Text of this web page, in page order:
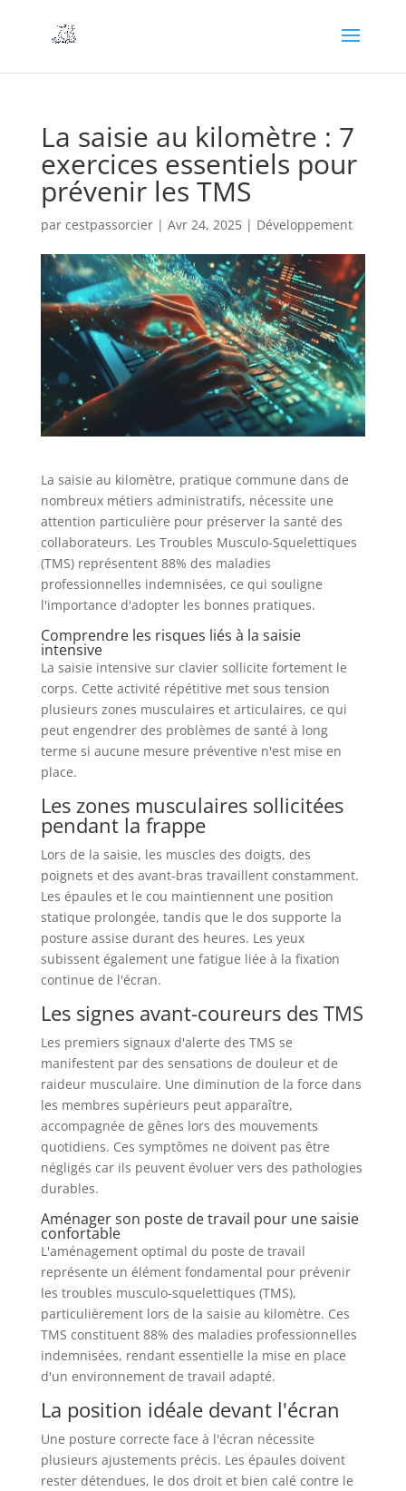
La saisie au kilomètre : 7
exercices essentiels pour
prévenir les TMS
par cestpassorcier| Avr 24, 2025| Développement
La saisie au kilomètre, pratique commune dans de
nombreux métiers administratifs, nécessite une
attention particulière pour préserver la santé des
collaborateurs. Les Troubles Musculo-Squelettiques
(TMS) représentent 88% des maladies
professionnelles indemnisées, ce qui souligne
l'importance d'adopter les bonnes pratiques.
Comprendre les risques liés à la saisie
intensive
La saisie intensive sur clavier sollicite fortement le
corps. Cette activité répétitive met sous tension
plusieurs zones musculaires et articulaires, ce qui
peut engendrer des problèmes de santé à long
terme si aucune mesure préventive n'est mise en
place.
Les zones musculaires sollicitées
pendant la frappe
Lors de la saisie, les muscles des doigts, des
poignets et des avant-bras travaillent constamment.
Les épaules et le cou maintiennent une position
statique prolongée, tandis que le dos supporte la
posture assise durant des heures. Les yeux
subissent également une fatigue liée à la fixation
continue de l'écran.
Les signes avant-coureurs des TMS
Les premiers signaux d'alerte des TMS se
manifestent par des sensations de douleur et de
raideur musculaire. Une diminution de la force dans
les membres supérieurs peut apparaître,
accompagnée de gênes lors des mouvements
quotidiens. Ces symptômes ne doivent pas être
négligés car ils peuvent évoluer vers des pathologies
durables.
Aménager son poste de travail pour une saisie
confortable
L'aménagement optimal du poste de travail
représente un élément fondamental pour prévenir
les troubles musculo-squelettiques (TMS),
particulièrement lors de la saisie au kilomètre. Ces
TMS constituent 88% des maladies professionnelles
indemnisées, rendant essentielle la mise en place
d'un environnement de travail adapté.
La position idéale devant l'écran
Une posture correcte face à l'écran nécessite
plusieurs ajustements précis. Les épaules doivent
rester détendues, le dos droit et bien calé contre le